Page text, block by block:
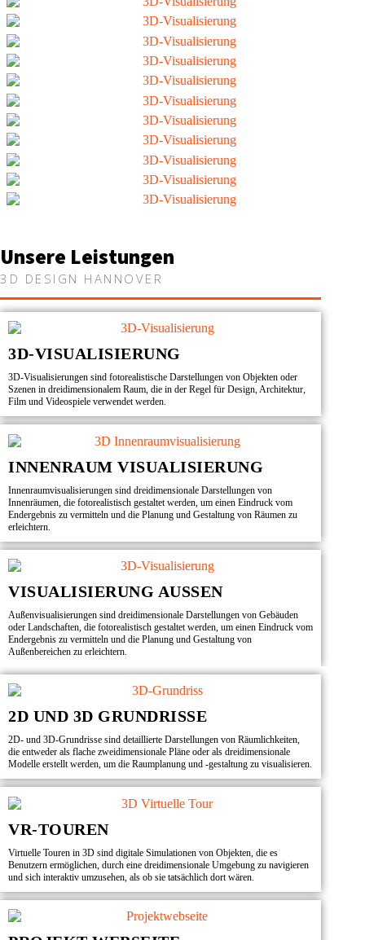
Unsere Leistungen
3D DESIGN HANNOVER
3D-VISUALISIERUNG
3D-Visualisierungen sind fotorealistische Darstellungen von Objekten oder
Szenen in dreidimensionalem Raum, die in der Regel für Design, Architektur,
Film und Videospiele verwendet werden.
INNENRAUM VISUALISIERUNG
Innenraumvisualisierungen sind dreidimensionale Darstellungen von
Innenräumen, die fotorealistisch gestaltet werden, um einen Eindruck vom
Endergebnis zu vermitteln und die Planung und Gestaltung von Räumen zu
erleichtern.
VISUALISIERUNG AUSSEN
Außenvisualisierungen sind dreidimensionale Darstellungen von Gebäuden
oder Landschaften, die fotorealistisch gestaltet werden, um einen Eindruck vom
Endergebnis zu vermitteln und die Planung und Gestaltung von
Außenbereichen zu erleichtern.
2D UND 3D GRUNDRISSE
2D- und 3D-Grundrisse sind detaillierte Darstellungen von Räumlichkeiten,
die entweder als flache zweidimensionale Pläne oder als dreidimensionale
Modelle erstellt werden, um die Raumplanung und -gestaltung zu visualisieren.
VR-TOUREN
Virtuelle Touren in 3D sind digitale Simulationen von Objekten, die es
Benutzern ermöglichen, durch eine dreidimensionale Umgebung zu navigieren
und sich interaktiv umzusehen, als ob sie tatsächlich dort wären.